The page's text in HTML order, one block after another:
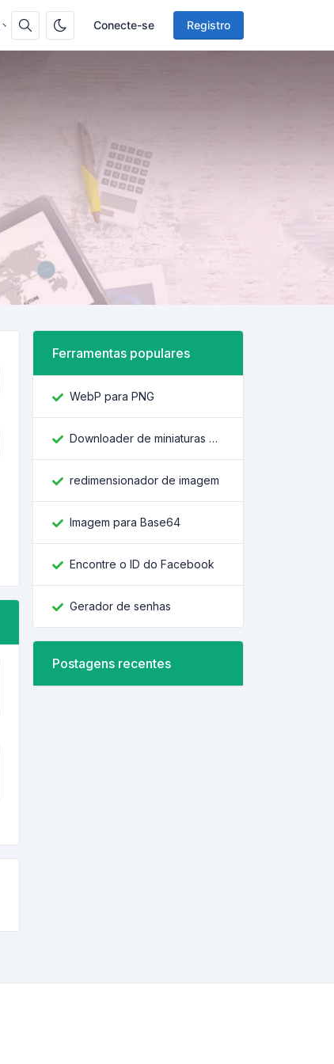
Conecte-se Registro
Ferramentas populares
WebP para PNG
Downloader de miniaturas do YouTube
redimensionador de imagem
Imagem para Base64
Encontre o ID do Facebook
Gerador de senhas
Postagens recentes